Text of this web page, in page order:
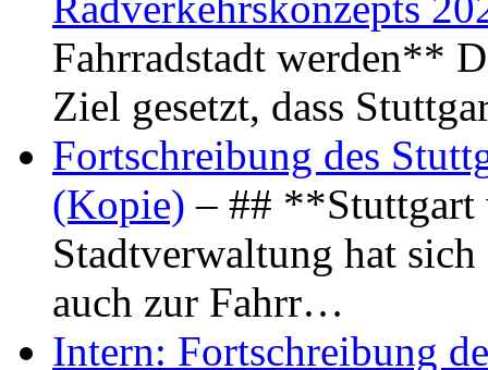
Fahrradstadt werden**
Ziel gesetzt, dass
Fortschreibung des
(Kopie) – ## **Stuttgart
Stadtverwaltung hat
auch zur Fahrr…
Intern: Fortschreibung